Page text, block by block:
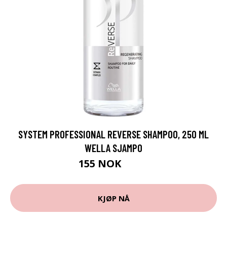
SYSTEM PROFESSIONAL REVERSE SHAMPOO, 250 ML
WELLA SJAMPO
155 NOK
KJØP NÅ